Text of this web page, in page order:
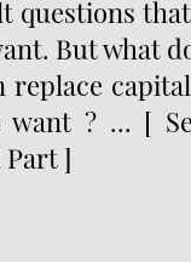
But what
replace
? ... [
]